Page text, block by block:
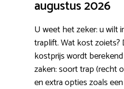
augustus 2026
U weet het zeker: u wilt
traplift. Wat kost zoiets?
kostprijs wordt
zaken: soort trap (recht
en extra opties zoals